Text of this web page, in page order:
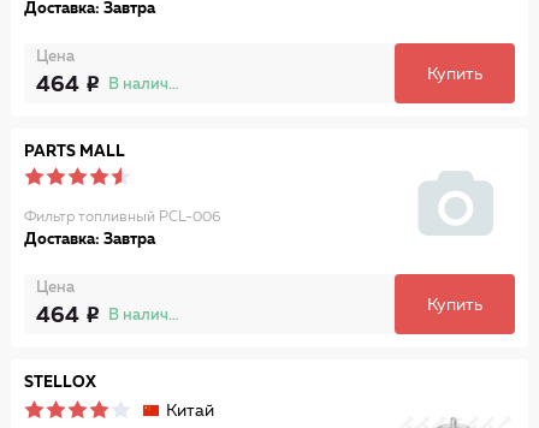
Доставка: Завтра
Цена
464 В наличии
Купить
PARTS MALL
Фильтр топливный PCL-006
Доставка: Завтра
Цена
464 В наличии
Купить
STELLOX
Китай